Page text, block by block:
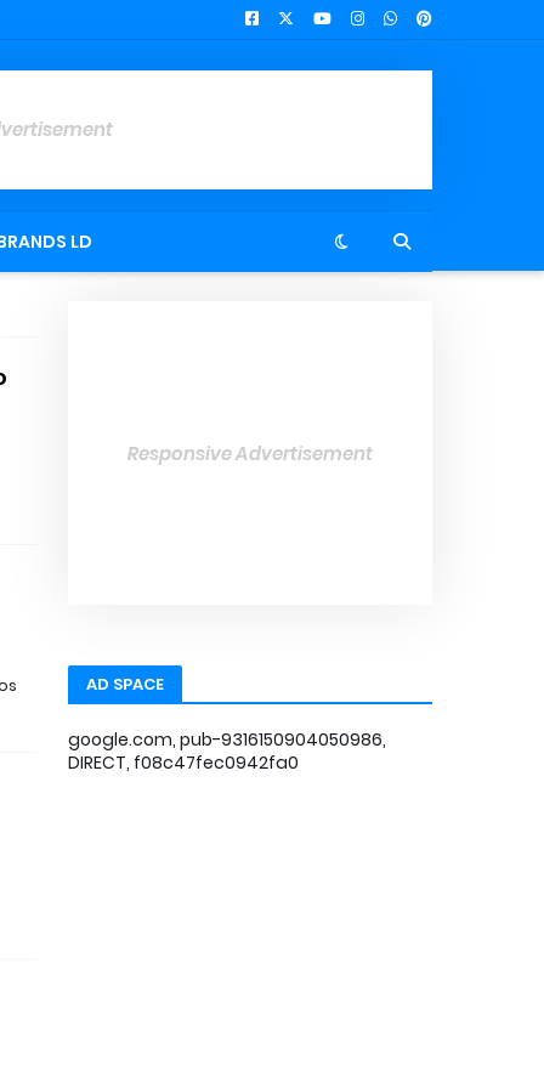
LD
Responsive Advertisement
AD SPACE
google.com, pub-9316150904050986,
DIRECT, f08c47fec0942fa0